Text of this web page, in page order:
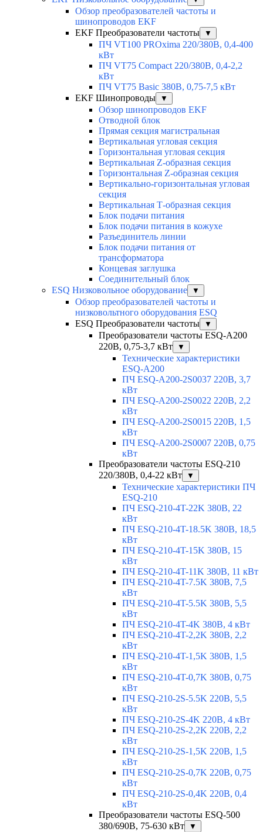
Обзор преобразователей частоты и
шинопроводов EKF
EKF Преобразователи частоты
▼
ПЧ VT100 PROxima 220/380В, 0,4-400
кВт
ПЧ VT75 Compact 220/380В, 0,4-2,2
кВт
ПЧ VT75 Basic 380В, 0,75-7,5 кВт
EKF Шинопроводы
▼
Обзор шинопроводов EKF
Отводной блок
Прямая секция магистральная
Вертикальная угловая секция
Горизонтальная угловая секция
Вертикальная Z-образная секция
Горизонтальная Z-образная секция
Вертикально-горизонтальная угловая
секция
Вертикальная Т-образная секция
Блок подачи питания
Блок подачи питания в кожухе
Разъединитель линии
Блок подачи питания от
трансформатора
Концевая заглушка
Соединительный блок
ESQ Низковольное оборудование
▼
Обзор преобразователей частоты и
низковольтного оборудования ESQ
ESQ Преобразователи частоты
▼
Преобразователи частоты ESQ-A200
220В, 0,75-3,7 кВт
▼
Технические характеристики
ESQ-A200
ПЧ ESQ-A200-2S0037 220В, 3,7
кВт
ПЧ ESQ-A200-2S0022 220В, 2,2
кВт
ПЧ ESQ-A200-2S0015 220В, 1,5
кВт
ПЧ ESQ-A200-2S0007 220В, 0,75
кВт
Преобразователи частоты ESQ-210
220/380В, 0,4-22 кВт
▼
Технические характеристики ПЧ
ESQ-210
ПЧ ESQ-210-4T-22K 380В, 22
кВт
ПЧ ESQ-210-4T-18.5K 380В, 18,5
кВт
ПЧ ESQ-210-4T-15K 380В, 15
кВт
ПЧ ESQ-210-4T-11K 380В, 11 кВт
ПЧ ESQ-210-4T-7.5K 380В, 7,5
кВт
ПЧ ESQ-210-4T-5.5K 380В, 5,5
кВт
ПЧ ESQ-210-4T-4K 380В, 4 кВт
ПЧ ESQ-210-4T-2,2K 380В, 2,2
кВт
ПЧ ESQ-210-4T-1,5K 380В, 1,5
кВт
ПЧ ESQ-210-4T-0,7K 380В, 0,75
кВт
ПЧ ESQ-210-2S-5.5K 220В, 5,5
кВт
ПЧ ESQ-210-2S-4K 220В, 4 кВт
ПЧ ESQ-210-2S-2,2K 220В, 2,2
кВт
ПЧ ESQ-210-2S-1,5K 220В, 1,5
кВт
ПЧ ESQ-210-2S-0,7K 220В, 0,75
кВт
ПЧ ESQ-210-2S-0,4K 220В, 0,4
кВт
Преобразователи частоты ESQ-500
380/690В, 75-630 кВт
▼